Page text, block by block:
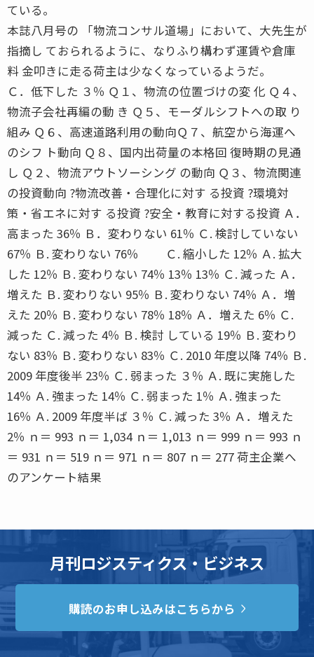
ている。
本誌八月号の 「物流コンサル道場」において、大先生が
指摘し ておられるように、なりふり構わず運賃や倉庫
料 金叩きに走る荷主は少なくなっているようだ。
Ｃ．低下した ３％ Ｑ１、物流の位置づけの変 化 Ｑ４、
物流子会社再編の動 き Ｑ５、モーダルシフトへの取 り
組み Ｑ６、高速道路利用の動向Ｑ７、航空から海運へ
のシフ ト動向 Ｑ８、国内出荷量の本格回 復時期の見通
し Ｑ２、物流アウトソーシング の動向 Ｑ３、物流関連
の投資動向 ?物流改善・合理化に対す る投資 ?環境対
策・省エネに対す る投資 ?安全・教育に対する投資 Ａ．
高まった 36％ Ｂ．変わりない 61％ Ｃ. 検討していない
67％ Ｂ. 変わりない 76％ Ｃ. 縮小した 12％ Ａ. 拡大
した 12％ Ｂ. 変わりない 74％ 13％ 13％ Ｃ. 減った Ａ．
増えた Ｂ. 変わりない 95％ Ｂ. 変わりない 74％ Ａ．増
えた 20％ Ｂ. 変わりない 78％ 18％ Ａ．増えた 6％ Ｃ.
減った Ｃ. 減った 4％ Ｂ. 検討 している 19％ Ｂ. 変わり
ない 83％ Ｂ. 変わりない 83％ Ｃ. 2010 年度以降 74％ Ｂ.
2009 年度後半 23％ Ｃ. 弱まった ３％ Ａ. 既に実施した
14％ Ａ. 強まった 14％ Ｃ. 弱まった 1％ Ａ. 強まった
16％ Ａ. 2009 年度半ば ３％ Ｃ. 減った 3％ Ａ．増えた
2％ ｎ＝ 993 ｎ＝ 1,034 ｎ＝ 1,013 ｎ＝ 999 ｎ＝ 993 ｎ
＝ 931 ｎ＝ 519 ｎ＝ 971 ｎ＝ 807 ｎ＝ 277 荷主企業へ
のアンケート結果
月刊ロジスティクス・ビジネス
購読のお申し込みはこちらから